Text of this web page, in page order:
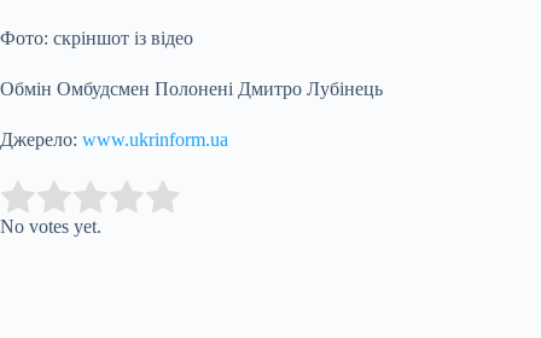
Фото: скріншот із відео
Обмін Омбудсмен Полонені Дмитро Лубінець
Джерело: www.ukrinform.ua
Rate this item:
No votes yet.